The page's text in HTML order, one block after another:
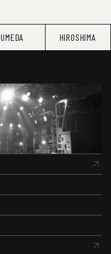
UMEDA HIROSHIMA